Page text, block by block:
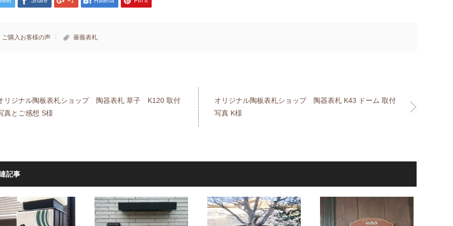
ご購入お客様の声 薔薇表札
リジナル陶板表札ショップ 陶器表札 草子 K120 取付
真とご感想 S様
オリジナル陶板表札ショップ 陶器表札 K43 ドーム 取付
写真 K様
記事